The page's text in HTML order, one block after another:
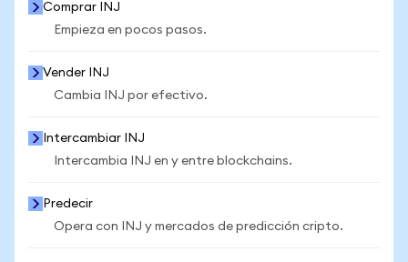
Comprar INJ
Empieza en pocos pasos.
Vender INJ
Cambia INJ por efectivo.
Intercambiar INJ
Intercambia INJ en y entre blockchains.
Predecir
Opera con INJ y mercados de predicción cripto.